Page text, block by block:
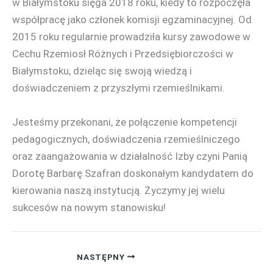
w Białymstoku sięga 2018 roku, kiedy to rozpoczęła
współpracę jako członek komisji egzaminacyjnej. Od
2015 roku regularnie prowadziła kursy zawodowe w
Cechu Rzemiosł Różnych i Przedsiębiorczości w
Białymstoku, dzieląc się swoją wiedzą i
doświadczeniem z przyszłymi rzemieślnikami.
Jesteśmy przekonani, że połączenie kompetencji
pedagogicznych, doświadczenia rzemieślniczego
oraz zaangażowania w działalność Izby czyni Panią
Dorotę Barbarę Szafran doskonałym kandydatem do
kierowania naszą instytucją. Życzymy jej wielu
sukcesów na nowym stanowisku!
NASTĘPNY